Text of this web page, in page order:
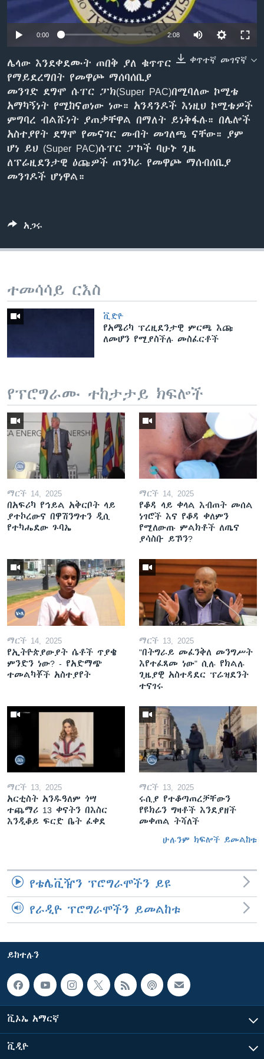
0:00 2:08
ቀጥተኛ መገናኛ
ሌላው እንደቀደሙት ጠበቅ ያለ ቁጥጥር
የማይደረግበት የመዋጮ ማሰባሰቢያ
መንገድ ደግሞ ሱፐር ፓክ(Super PAC)በሚባለው ኮሚቴ
አማካኝነት የሚከናወነው ነው። አንዳንዶች እነዚህ ኮሚቴዎች
ምግባረ ብልሹነት ያጠቃቸዋል በማለት ይነቅፋሉ። በሌሎች
አስተያየት ደግሞ የመናገር መብት መገለጫ ናቸው። ያም
ሆነ ይህ (Super PAC)ሱፐር ፓኮች ባሁኑ ጊዜ
ለፕሬዚደንታዊ ዕጩዎች ጠንካራ የመዋጮ ማሰብሰቢያ
መንገዶች ሆነዋል።
አጋሩ
ተመሳሳይ ርእስ
ቪድዮ
የአሜሪካ ፕረዚደንታዊ ምርጫ እጩ
ለመሆን የሚያስችሉ መስፈርቶች
የፕሮግራሙ ተከታታይ ክፍሎች
ማርች 14, 2025
በአፍሪካ የኅይል አቅርቦት ላይ
ያተኮረውና በዋሽንግተን ዲሲ
የተካሔደው ጉባኤ
ማርች 14, 2025
የቆዳ ላይ ቀላል እብጠት መሰል
ነገሮች እና የቆዳ ቀለምን
የሚለውጡ ምልክቶች ለጤና
ያሳስቡ ይኾን?
ማርች 14, 2025
የኢትዮጵያውያት ሴቶች ጥያቄ
ምንድን ነው? - የአድማጭ
ተመልካቾች አስተያየት
ማርች 13, 2025
"በትግራይ መፈንቅለ መንግሥት
እየተፈጸመ ነው" ሲሉ የክልሉ
ጊዜያዊ አስተዳደር ፕሬዝደንት
ተናገሩ
ማርች 13, 2025
አርቲስት አንዱዓለም ጎሣ
ተጨማሪ 13 ቀናትን በእስር
እንዲቆይ ፍርድ ቤት ፈቀደ
ማርች 13, 2025
ሩሲያ የተቆጣጠረቻቸውን
የዩክሬን ግዛቶች እንደያዘች
መቀጠል ትሻለች
ሁሉንም ክፍሎች ይመልከቱ
የቴሌቪዥን ፕሮግራሞችን ይዩ
የራዲዮ ፕሮግራሞችን ይመልከቱ
ይከተሉን
ቪኦኤ አማርኛ
ቪዲዮ